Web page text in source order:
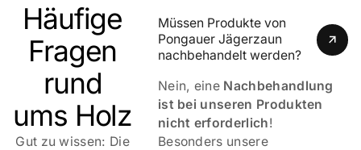
Häufige
Fragen
rund
ums Holz
Gut zu wissen: Die
Müssen Produkte von
Pongauer Jägerzaun
nachbehandelt werden?
Nein, eine Nachbehandlung
ist bei unseren Produkten
nicht erforderlich!
Besonders unsere